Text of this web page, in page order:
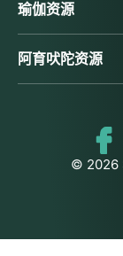
瑜伽资源
阿育吠陀资源
© 2026